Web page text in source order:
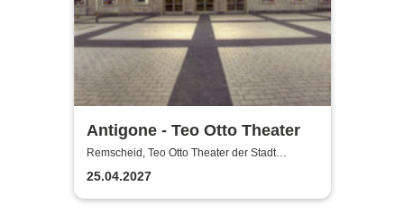
Antigone - Teo Otto Theater
Remscheid, Teo Otto Theater der Stadt
Remscheid
25.04.2027